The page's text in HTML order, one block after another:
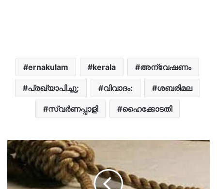
ernakulam kerala അന്വേഷണം
പ്രഖ്യാപിച്ചു; വിവാദം: ശബരിമല
സ്വർണപ്പാളി ഹൈക്കോടതി